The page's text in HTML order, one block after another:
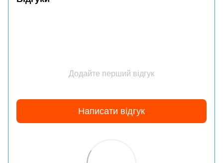
Додайте перший відгук
Написати відгук